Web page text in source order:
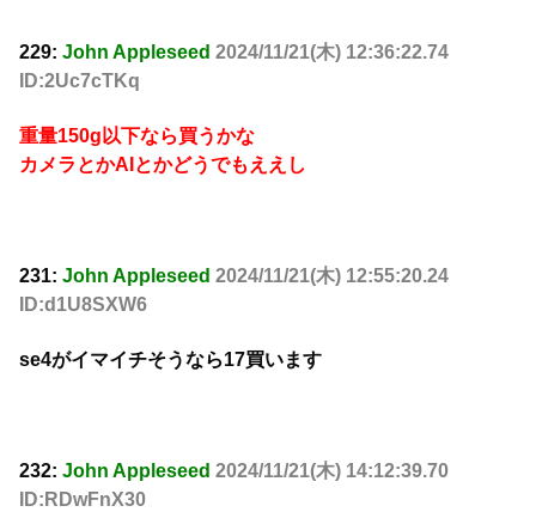
229: John Appleseed 2024/11/21(木) 12:36:22.74
ID:2Uc7cTKq
重量150g以下なら買うかな
カメラとかAIとかどうでもええし
231: John Appleseed 2024/11/21(木) 12:55:20.24
ID:d1U8SXW6
se4がイマイチそうなら17買います
232: John Appleseed 2024/11/21(木) 14:12:39.70
ID:RDwFnX30